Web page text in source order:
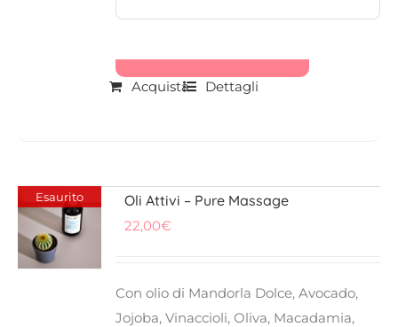
Acquista Dettagli
Esaurito Oli Attivi – Pure Massage
22,00€
Con olio di Mandorla Dolce, Avocado,
Jojoba, Vinaccioli, Oliva, Macadamia,